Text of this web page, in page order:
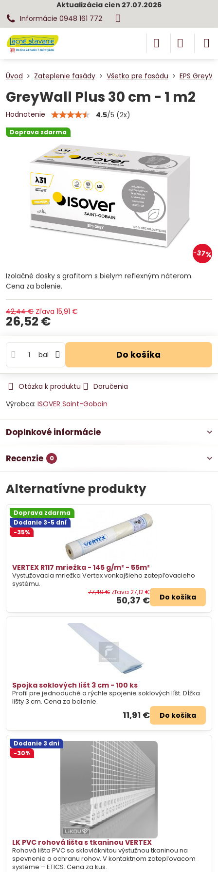
Aktualizácia cien 27.07.2026
Informácie 0948 161 772
Doprava zdarma
37%
Úvod Zateplenie fasády Všetko pre fasádu EPS
GreyWall Plus 30 cm - 1 m2
Hodnotenie 4.5/5 (2x)
Izolačné dosky s grafitom s bielym reflexným náterom.
Cena za balenie.
42,44 € Zľava 15,91 €
26,52 €
bal Do košíka
Otázka k produktu
Doručenia
Výrobca: ISOVER Saint-Gobain
Doplnkové informácie
Recenzie 0
Alternatívne produkty
VERTEX R117 mriežka - 145 g/m² - 55m²
Doprava zdarma
Dodanie 3-5 dní
-35%
Vystužovacia mriežka Vertex vonkajšieho zatepľovacieho
systému.
50,37 €
77,49 € Zľava 27,12 €
Do košíka
Spojka soklových líšt 3 cm - 100 ks
Profil pre jednoduché a rýchle spojenie soklových líšt. Dĺžka
lišty 3 cm. Cena za balenie.
11,91 € Do košíka
LK PVC rohová lišta s tkaninou VERTEX
Dodanie 3 dni
-30%
Rohová lišta PVC so sklovláknitou výstužnou tkaninou na
spevnenie a ochranu rohov. V kontaktnom zatepľovacom
systéme – ETICS. Cena za kus.